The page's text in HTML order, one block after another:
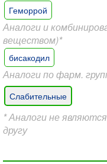
Геморрой
Аналоги и
веществом)*
бисакодил
Аналоги по фарм.
Слабительные
* Аналоги не
другу